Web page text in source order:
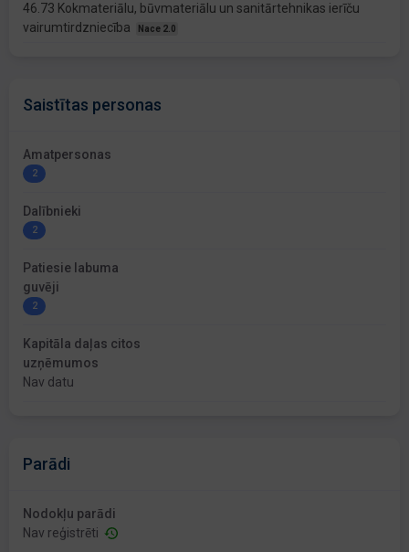
46.73 Kokmateriālu, būvmateriālu un sanitārtehnikas ierīču
vairumtirdzniecība
Nace 2.0
Saistītas personas
Amatpersonas
2
Dalībnieki
2
Patiesie labuma
guvēji
2
Kapitāla daļas citos
uzņēmumos
Nav datu
Parādi
Nodokļu parādi
Nav reģistrēti